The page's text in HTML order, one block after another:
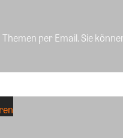
per Email. Sie